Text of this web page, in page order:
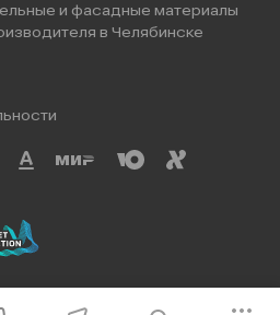
и фасадные материалы
в Челябинске